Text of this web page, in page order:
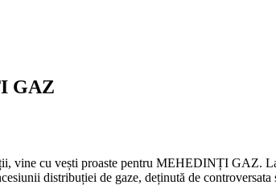
GAZ
vine cu vești proaste pentru MEHEDINȚI GAZ.
distribuției de gaze, deținută de controversata